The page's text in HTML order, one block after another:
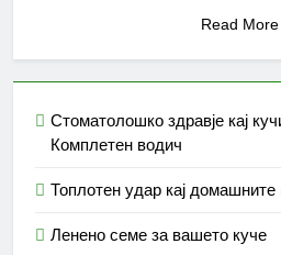
Read More
Стоматолошко здравје кај
Комплетен водич
Топлотен удар кај
Ленено семе за вашето куче